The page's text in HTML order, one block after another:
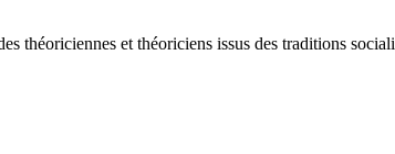
théoriciennes et théoriciens issus des traditions